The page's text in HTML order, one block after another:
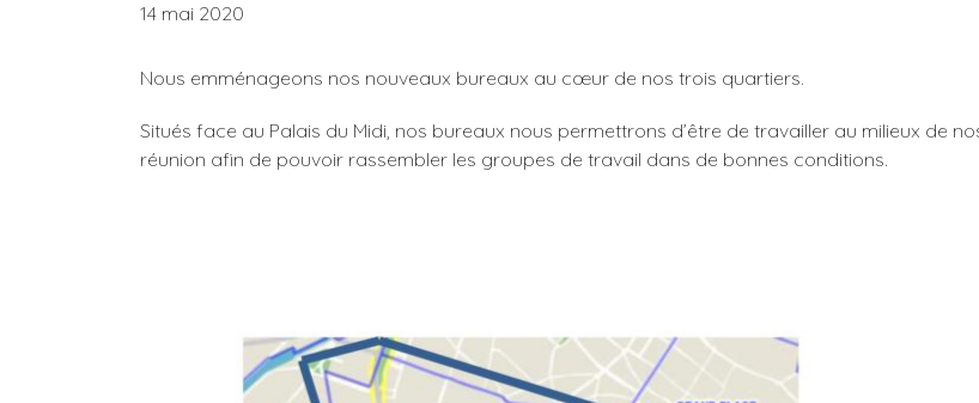
14 mai 2020
Nous emménageons nos nouveaux bureaux au cœur de nos trois quartiers.
Situés face au Palais du Midi, nos bureaux nous permettrons d’être de travailler au milieux de
réunion afin de pouvoir rassembler les groupes de travail dans de bonnes conditions.